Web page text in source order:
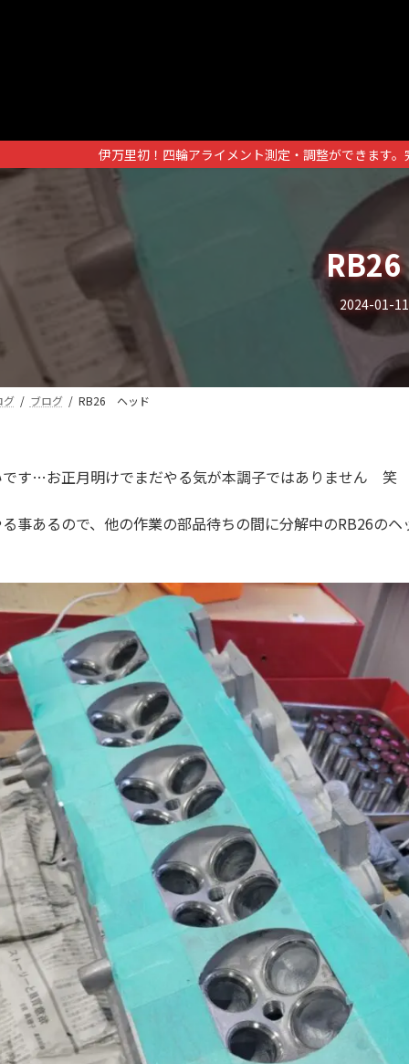
伊万里初！四輪アライメント測定・調整ができます
2024-01-11
グ ブログ RB26 ヘッド
です…お正月明けでまだやる気が本調子ではありません 笑
事あるので、他の作業の部品待ちの間に分解中のRB26の